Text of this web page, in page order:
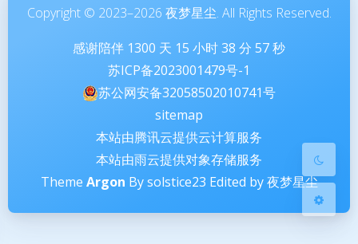
暗黑模式
Sans Serif
浅阴影
关闭 日落
Copyright © 2023–2026 夜梦星尘. All Rights Reserved.
感谢陪伴 1300 天 15 小时38 分 58秒
苏ICP备2023001479号-1
苏公网安备32058502010741号
sitemap
本站由腾讯云提供云计算服务
本站由雨云提供对象存储服务
Theme Argon By solstice23 Edited by 夜梦星尘